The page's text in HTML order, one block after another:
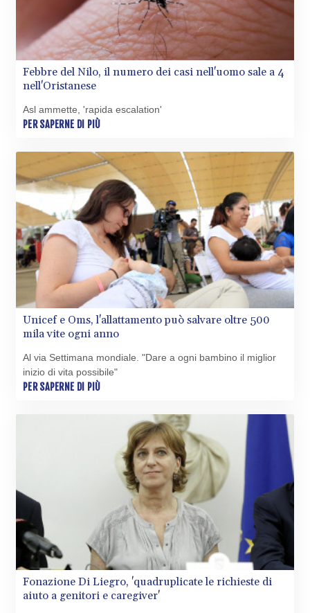
Febbre del Nilo, il numero dei casi nell'uomo sale a 4
nell'Oristanese
Asl ammette, 'rapida escalation'
PER SAPERNE DI PIÙ
Unicef e Oms, l'allattamento può salvare oltre 500
mila vite ogni anno
Al via Settimana mondiale. "Dare a ogni bambino il miglior
inizio di vita possibile"
PER SAPERNE DI PIÙ
Fonazione Di Liegro, 'quadruplicate le richieste di
aiuto a genitori e caregiver'